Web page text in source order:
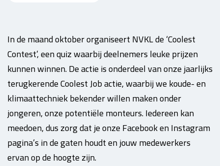
In de maand oktober organiseert NVKL de ‘Coolest
Contest’, een quiz waarbij deelnemers leuke prijzen
kunnen winnen. De actie is onderdeel van onze jaarlijks
terugkerende Coolest Job actie, waarbij we koude- en
klimaattechniek bekender willen maken onder
jongeren, onze potentiële monteurs. Iedereen kan
meedoen, dus zorg dat je onze Facebook en Instagram
pagina’s in de gaten houdt en jouw medewerkers
ervan op de hoogte zijn.